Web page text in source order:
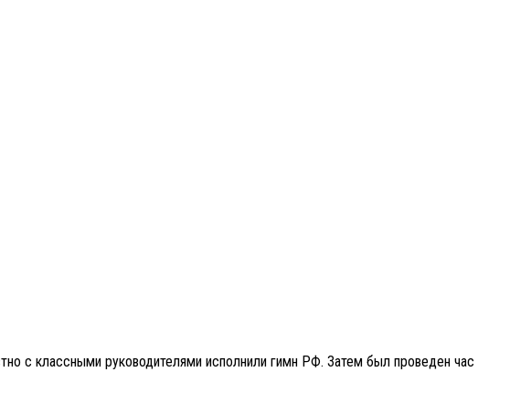
с классными руководителями исполнили гимн РФ. Затем был проведен час